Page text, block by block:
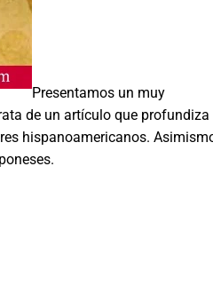
Presentamos un muy
de un artículo que profundiza
hispanoamericanos.